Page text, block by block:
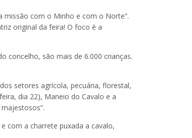
missão com o Minho e com o Norte”.
original da feira! O foco é a
concelho, são mais de 6.000 crianças.
setores agrícola, pecuária, florestal,
dia 22), Maneio do Cavalo e a
com a charrete puxada a cavalo,